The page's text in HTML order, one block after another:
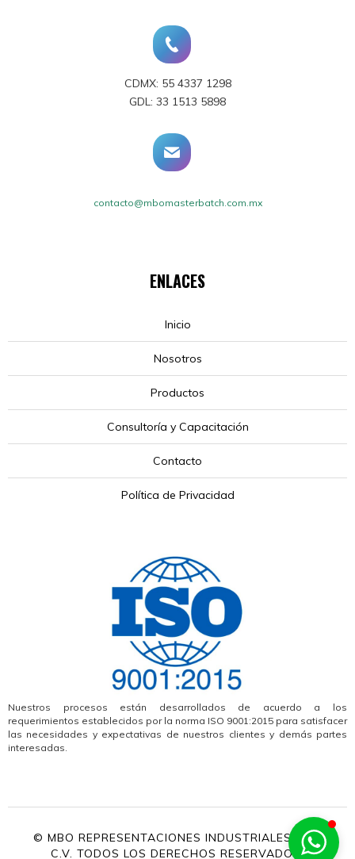
CDMX: 55 4337 1298
GDL: 33 1513 5898
contacto@mbomasterbatch.com.mx
ENLACES
Inicio
Nosotros
Productos
Consultoría y Capacitación
Contacto
Política de Privacidad
Nuestros procesos están desarrollados de acuerdo a los
requerimientos establecidos por la norma ISO 9001:2015 para satisfacer
las necesidades y expectativas de nuestros clientes y demás partes
interesadas.
© MBO REPRESENTACIONES INDUSTRIALES, S.A.
C.V. TODOS LOS DERECHOS RESERVADOS.